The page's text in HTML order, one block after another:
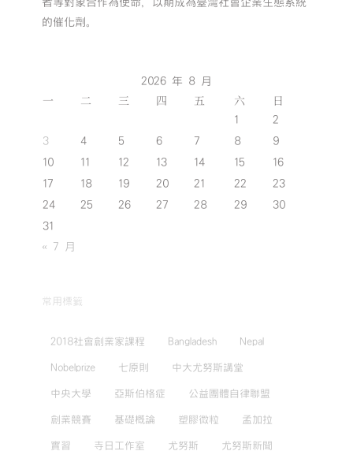
者等對象合作為使命，以期成為臺灣社會企業生態系統
的催化劑。
2026 年 8 月
一 二 三 四 五 六 日
1
2
3
4 5 6 7 8
9
10
11 12 13 14 15
16
17
18 19 20 21 22
23
24
25 26 27 28 29
30
31
« 7 月
常用標籤
2018社會創業家課程 Bangladesh Nepal
Nobelprize 七原則 中大尤努斯講堂
中央大學 亞斯伯格症 公益團體自律聯盟
創業競賽 基礎概論 塑膠微粒 孟加拉
實習 寺日工作室 尤努斯 尤努斯新聞